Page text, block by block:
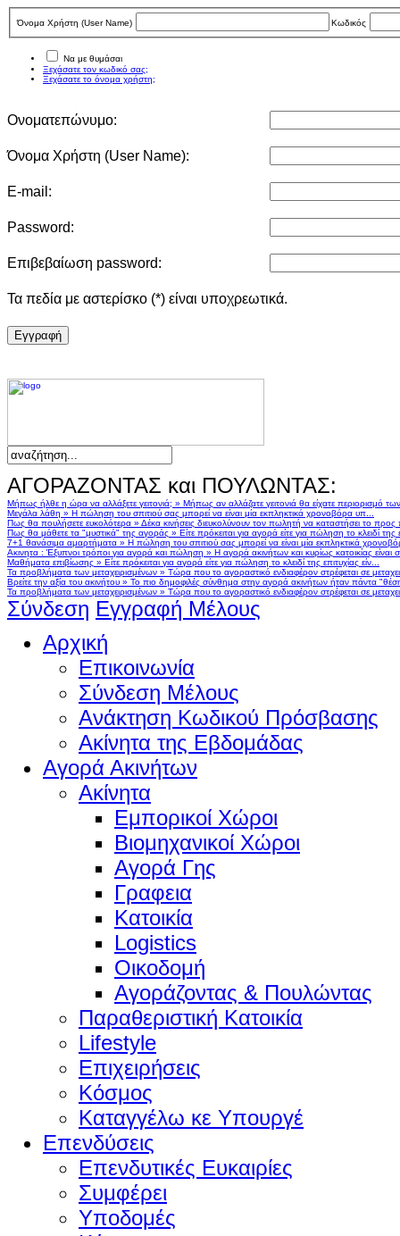
Όνομα Χρήστη (User Νame) Κωδικός
Να με θυμάσαι
Ξεχάσατε τον κωδικό σας;
Ξεχάσατε το όνομα χρήστη;
Ονοματεπώνυμο:
Όνομα Χρήστη (User Νame):
E-mail:
Password:
Επιβεβαίωση password:
Τα πεδία με αστερίσκο (*) είναι υποχρεωτικά.
Eγγραφή
ΑΓΟΡΑΖΟΝΤΑΣ και ΠΟΥΛΩΝΤΑΣ:
Μήπως ήλθε η ώρα να αλλάξετε γειτονιά; » Μήπως αν αλλάζατε γειτονιά θα είχατε περιορισμό
Μεγάλα λάθη » Η πώληση του σπιτιού σας μπορεί να είναι μία εκπληκτικά χρονοβόρα υπ...
Πως θα πουλήσετε ευκολότερα » Δέκα κινήσεις διευκολύνουν τον πωλητή να καταστήσει το
Πως θα μάθετε τα "μυστικά" της αγοράς » Είτε πρόκειται για αγορά είτε για πώληση το κλειδί της
7+1 θανάσιμα αμαρτήματα » Η πώληση του σπιτιού σας μπορεί να είναι μία εκπληκτικά
Ακινητα : Έξυπνοι τρόποι για αγορά και πώληση » Η αγορά ακινήτων και κυρίως κατοικίας
Μαθήματα επιβίωσης » Είτε πρόκειται για αγορά είτε για πώληση το κλειδί της επιτυχίας είν...
Τα προβλήματα των μεταχειρισμένων » Τώρα που το αγοραστικό ενδιαφέρον στρέφεται σε
Βρείτε την αξία του ακινήτου » Το πιο δημοφιλές σύνθημα στην αγορά ακινήτων ήταν πάντα
Τα προβλήματα των μεταχειρισμένων » Τώρα που το αγοραστικό ενδιαφέρον στρέφεται σε
Σύνδεση Εγγραφή Μέλους
Αρχική
Επικοινωνία
Σύνδεση Μέλους
Ανάκτηση Κωδικού Πρόσβασης
Ακίνητα της Εβδομάδας
Αγορά Ακινήτων
Ακίνητα
Εμπορικοί Χώροι
Βιομηχανικοί Χώροι
Αγορά Γης
Γραφεια
Κατοικία
Logistics
Οικοδομή
Αγοράζοντας & Πουλώντας
Παραθεριστική Κατοικία
Lifestyle
Επιχειρήσεις
Κόσμος
Καταγγέλω κε Υπουργέ
Επενδύσεις
Επενδυτικές Ευκαιρίες
Συμφέρει
Υποδομές